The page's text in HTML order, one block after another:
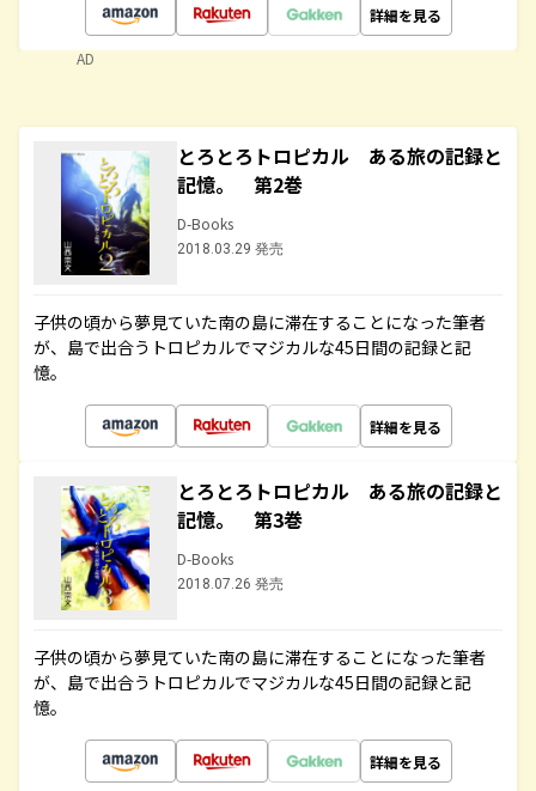
詳細を見る
AD
とろとろトロピカル ある旅の記録と
記憶。 第2巻
D-Books
2018.03.29 発売
子供の頃から夢見ていた南の島に滞在することになった筆者
が、島で出合うトロピカルでマジカルな45日間の記録と記
憶。
詳細を見る
とろとろトロピカル ある旅の記録と
記憶。 第3巻
D-Books
2018.07.26 発売
子供の頃から夢見ていた南の島に滞在することになった筆者
が、島で出合うトロピカルでマジカルな45日間の記録と記
憶。
詳細を見る